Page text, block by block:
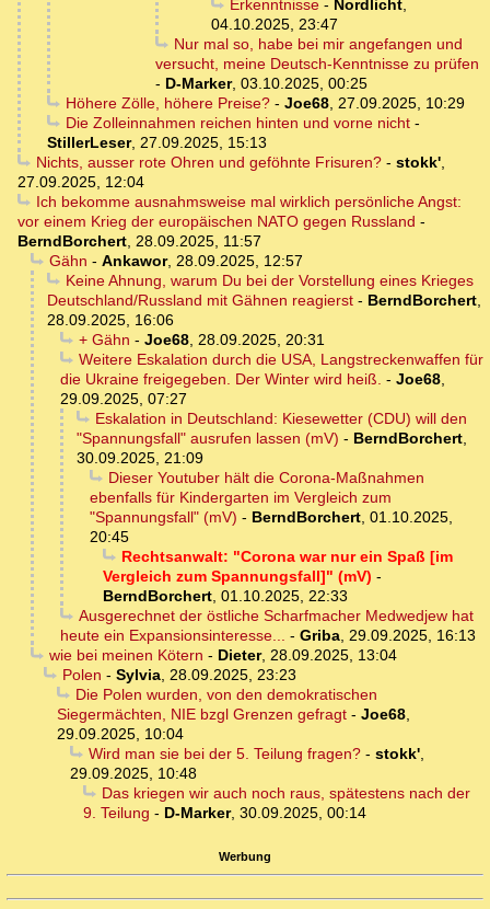
Erkenntnisse- Nordlicht,
04.10.2025, 23:47
Nur mal so, habe bei mir angefangen und
versucht, meine Deutsch-Kenntnisse zu prüfen
- D-Marker, 03.10.2025, 00:25
Höhere Zölle, höhere Preise?- Joe68, 27.09.2025, 10:29
Die Zolleinnahmen reichen hinten und vorne nicht-
StillerLeser, 27.09.2025, 15:13
Nichts, ausser rote Ohren und geföhnte Frisuren?- stokk',
27.09.2025, 12:04
Ich bekomme ausnahmsweise mal wirklich persönliche Angst:
vor einem Krieg der europäischen NATO gegen Russland -
BerndBorchert, 28.09.2025, 11:57
Gähn - Ankawor, 28.09.2025, 12:57
Keine Ahnung, warum Du bei der Vorstellung eines Krieges
Deutschland/Russland mit Gähnen reagierst - BerndBorchert,
28.09.2025, 16:06
+ Gähn - Joe68, 28.09.2025, 20:31
Weitere Eskalation durch die USA, Langstreckenwaffen für
die Ukraine freigegeben. Der Winter wird heiß. - Joe68,
29.09.2025, 07:27
Eskalation in Deutschland: Kiesewetter (CDU) will den
"Spannungsfall" ausrufen lassen (mV) - BerndBorchert,
30.09.2025, 21:09
Dieser Youtuber hält die Corona-Maßnahmen
ebenfalls für Kindergarten im Vergleich zum
"Spannungsfall" (mV) - BerndBorchert, 01.10.2025,
20:45
Rechtsanwalt: "Corona war nur ein Spaß [im
Vergleich zum Spannungsfall]" (mV) -
BerndBorchert, 01.10.2025, 22:33
Ausgerechnet der östliche Scharfmacher Medwedjew hat
heute ein Expansionsinteresse... - Griba, 29.09.2025, 16:13
wie bei meinen Kötern - Dieter, 28.09.2025, 13:04
Polen - Sylvia, 28.09.2025, 23:23
Die Polen wurden, von den demokratischen
Siegermächten, NIE bzgl Grenzen gefragt - Joe68,
29.09.2025, 10:04
Wird man sie bei der 5. Teilung fragen?- stokk',
29.09.2025, 10:48
Das kriegen wir auch noch raus, spätestens nach der
9. Teilung - D-Marker, 30.09.2025, 00:14
Werbung